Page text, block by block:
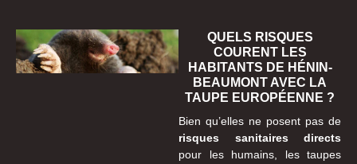
QUELS RISQUES
COURENT LES
HABITANTS DE HÉNIN-
BEAUMONT AVEC LA
TAUPE EUROPÉENNE ?
Bien qu’elles ne posent pas de
risques sanitaires directs
pour les humains, les taupes